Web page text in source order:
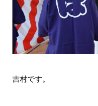
吉村です。